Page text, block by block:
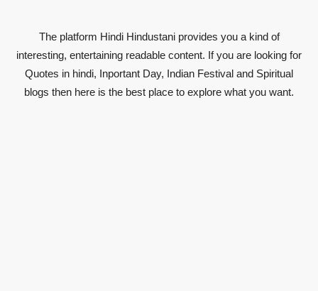
The platform Hindi Hindustani provides you a kind of
interesting, entertaining readable content. If you are looking for
Quotes in hindi, Inportant Day, Indian Festival and Spiritual
blogs then here is the best place to explore what you want.